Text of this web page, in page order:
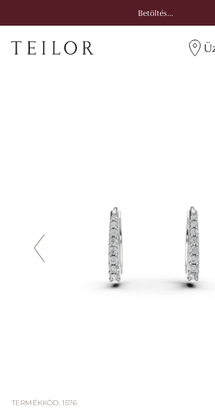
Betöltés...
TERMÉKKÓD:1576